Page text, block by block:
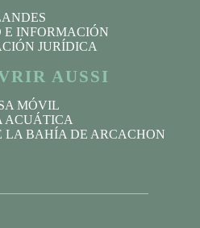
E INFORMACIÓN
JURÍDICA
AUSSI
MÓVIL
ACUÁTICA
LA BAHÍA DE ARCACHON